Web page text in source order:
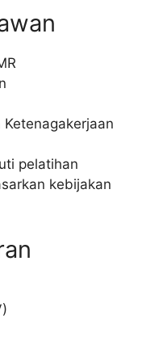
Ketenagakerjaan
pelatihan
kebijakan